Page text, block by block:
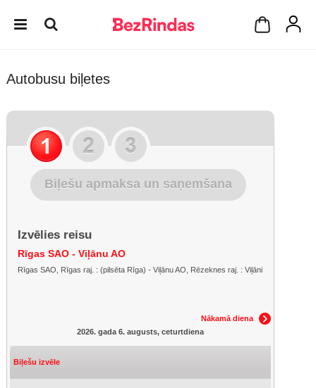
Autobusu biļetes
Biļešu apmaksa un saņemšana
Izvēlies reisu
Rīgas SAO - Viļānu AO
Rīgas SAO, Rīgas raj. : (pilsēta Rīga) - Viļānu AO, Rēzeknes raj. : Viļāni
Nākamā diena
2026. gada 6. augusts, ceturtdiena
Biļešu izvēle